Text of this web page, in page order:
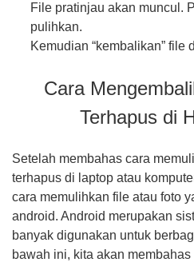
File pratinjau akan muncul.
pulihkan.
Kemudian “kembalikan” file
Cara
Terhapus di
Setelah membahas cara
terhapus di laptop atau
cara memulihkan file atau foto
android. Android merupakan
banyak digunakan untuk
bawah ini, kita akan